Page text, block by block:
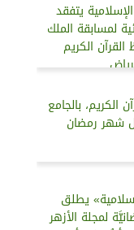
يتفقد
لمسابقة الملك
الكريم
الكريم، بالجامع
شهر رمضان
يطلق
لمجلة الأزهر